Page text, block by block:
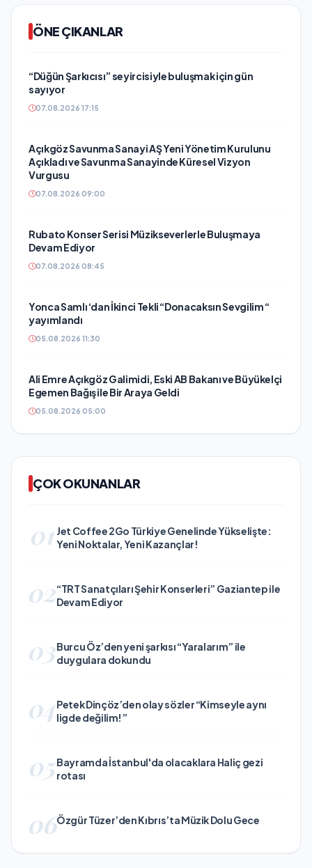
ÖNE ÇIKANLAR
“Düğün Şarkıcısı” seyircisiyle buluşmak için gün
sayıyor
07.08.2026 17:15
Açıkgöz Savunma Sanayi AŞ Yeni Yönetim Kurulunu
Açıkladı ve Savunma Sanayinde Küresel Vizyon
Vurgusu
07.08.2026 09:00
Rubato Konser Serisi Müzikseverlerle Buluşmaya
Devam Ediyor
07.08.2026 08:45
Yonca Samlı ‘dan İkinci Tekli “Donacaksın Sevgilim “
yayımlandı
05.08.2026 11:30
Ali Emre Açıkgöz Galimidi, Eski AB Bakanı ve Büyükelçi
Egemen Bağış ile Bir Araya Geldi
05.08.2026 05:00
ÇOK OKUNANLAR
01 Jet Coffee 2Go Türkiye Genelinde Yükselişte:
Yeni Noktalar, Yeni Kazançlar!
02“TRT Sanatçıları Şehir Konserleri” Gaziantep ile
Devam Ediyor
03Burcu Öz’den yeni şarkısı “Yaralarım” ile
duygulara dokundu
04Petek Dinçöz’den olay sözler “Kimseyle aynı
ligde değilim!”
05Bayramda İstanbul'da olacaklara Haliç gezi
rotası
06Özgür Tüzer’den Kıbrıs’ta Müzik Dolu Gece